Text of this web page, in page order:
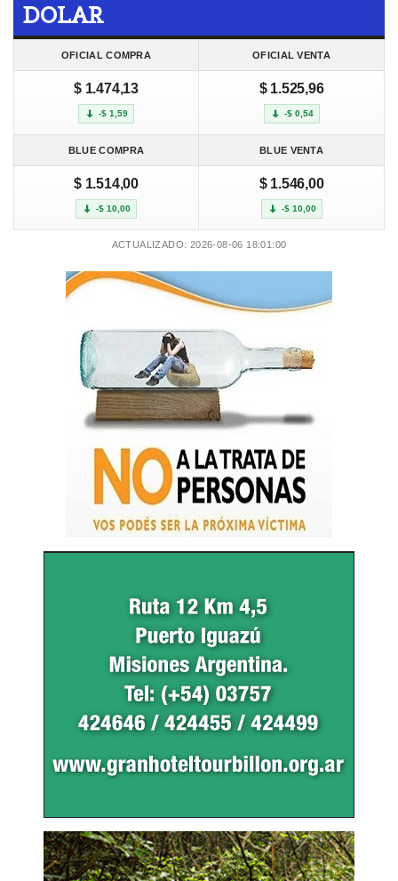
DOLAR
OFICIAL COMPRA OFICIAL VENTA
$ 1.474,13
-$ 1,59
$ 1.525,96
-$ 0,54
BLUE COMPRA BLUE VENTA
$ 1.514,00
-$ 10,00
$ 1.546,00
-$ 10,00
ACTUALIZADO: 2026-08-06 18:01:00